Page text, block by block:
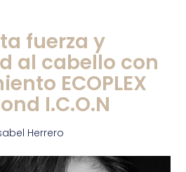
fuerza y
al cabello con
ECOPLEX
I.C.O.N
Herrero